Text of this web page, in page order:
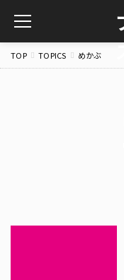
toggle
navigation
TOP TOPICS めかぶ